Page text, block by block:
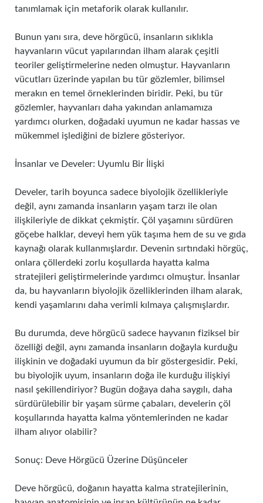
tanımlamak için metaforik olarak kullanılır.
Bunun yanı sıra, deve hörgücü, insanların sıklıkla
hayvanların vücut yapılarından ilham alarak çeşitli
teoriler geliştirmelerine neden olmuştur. Hayvanların
vücutları üzerinde yapılan bu tür gözlemler, bilimsel
merakın en temel örneklerinden biridir. Peki, bu tür
gözlemler, hayvanları daha yakından anlamamıza
yardımcı olurken, doğadaki uyumun ne kadar hassas ve
mükemmel işlediğini de bizlere gösteriyor.
İnsanlar ve Develer: Uyumlu Bir İlişki
Develer, tarih boyunca sadece biyolojik özellikleriyle
değil, aynı zamanda insanların yaşam tarzı ile olan
ilişkileriyle de dikkat çekmiştir. Çöl yaşamını sürdüren
göçebe halklar, deveyi hem yük taşıma hem de su ve gıda
kaynağı olarak kullanmışlardır. Devenin sırtındaki hörgüç,
onlara çöllerdeki zorlu koşullarda hayatta kalma
stratejileri geliştirmelerinde yardımcı olmuştur. İnsanlar
da, bu hayvanların biyolojik özelliklerinden ilham alarak,
kendi yaşamlarını daha verimli kılmaya çalışmışlardır.
Bu durumda, deve hörgücü sadece hayvanın fiziksel bir
özelliği değil, aynı zamanda insanların doğayla kurduğu
ilişkinin ve doğadaki uyumun da bir göstergesidir. Peki,
bu biyolojik uyum, insanların doğa ile kurduğu ilişkiyi
nasıl şekillendiriyor? Bugün doğaya daha saygılı, daha
sürdürülebilir bir yaşam sürme çabaları, develerin çöl
koşullarında hayatta kalma yöntemlerinden ne kadar
ilham alıyor olabilir?
Sonuç: Deve Hörgücü Üzerine Düşünceler
Deve hörgücü, doğanın hayatta kalma stratejilerinin,